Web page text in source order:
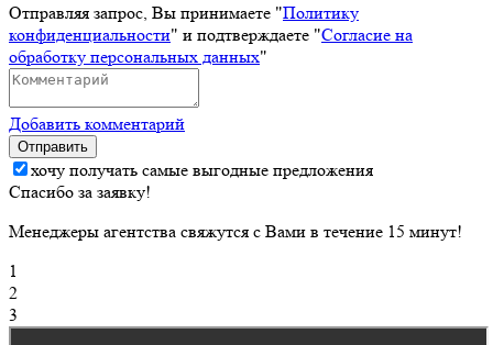
Отправляя запрос, Вы принимаете "Политику
конфиденциальности" и подтверждаете "Согласие на
обработку персональных данных"
Добавить комментарий
Отправить
хочу получать самые выгодные предложения
Спасибо за заявку!
Менеджеры агентства свяжутся с Вами в течение 15 минут!
1
2
3